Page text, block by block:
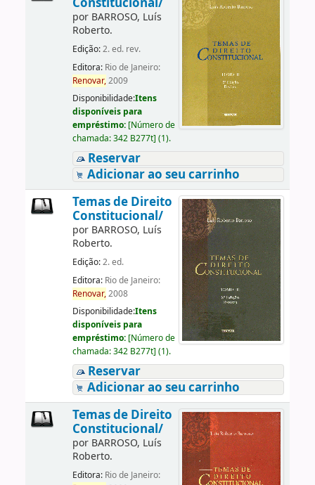
por BARROSO, Luís
Roberto.
Edição:2. ed. rev.
Editora: Rio de Janeiro:
Renovar,2009
Disponibilidade:Itens
disponíveis para
empréstimo: [Número de
chamada:342 B277t] (1).
Reservar
Adicionar ao seu carrinho
Temas de Direito
Constitucional/
por BARROSO, Luís
Roberto.
Edição:2. ed.
Editora: Rio de Janeiro:
Renovar,2008
Disponibilidade:Itens
disponíveis para
empréstimo: [Número de
chamada:342 B277t] (1).
Reservar
Adicionar ao seu carrinho
Temas de Direito
Constitucional/
por BARROSO, Luís
Roberto.
Editora: Rio de Janeiro: